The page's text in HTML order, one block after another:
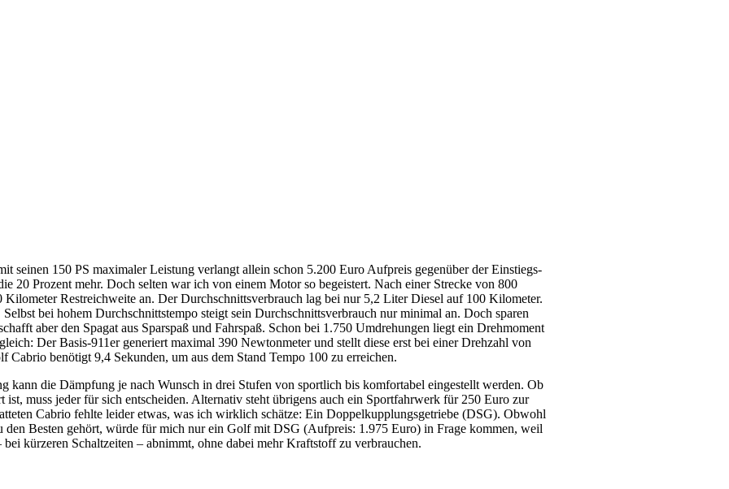
seinen 150 PS maximaler Leistung verlangt allein schon 5.200 Euro Aufpreis gegenüber der Einstiegs-
20 Prozent mehr. Doch selten war ich von einem Motor so begeistert. Nach einer Strecke von 800
Restreichweite an. Der Durchschnittsverbrauch lag bei nur 5,2 Liter Diesel auf 100 Kilometer.
bei hohem Durchschnittstempo steigt sein Durchschnittsverbrauch nur minimal an. Doch sparen
aber den Spagat aus Sparspaß und Fahrspaß. Schon bei 1.750 Umdrehungen liegt ein Drehmoment
Der Basis-911er generiert maximal 390 Newtonmeter und stellt diese erst bei einer Drehzahl von
Cabrio benötigt 9,4 Sekunden, um aus dem Stand Tempo 100 zu erreichen.
kann die Dämpfung je nach Wunsch in drei Stufen von sportlich bis komfortabel eingestellt werden. Ob
ist, muss jeder für sich entscheiden. Alternativ steht übrigens auch ein Sportfahrwerk für 250 Euro zur
Cabrio fehlte leider etwas, was ich wirklich schätze: Ein Doppelkupplungsgetriebe (DSG). Obwohl
den Besten gehört, würde für mich nur ein Golf mit DSG (Aufpreis: 1.975 Euro) in Frage kommen, weil
bei kürzeren Schaltzeiten – abnimmt, ohne dabei mehr Kraftstoff zu verbrauchen.